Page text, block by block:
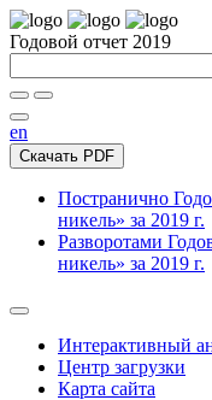
Годовой отчет 2019
en
Скачать PDF
Постранично
никель» за 2019 г.
Разворотами
никель» за 2019 г.
Интерактивный
Центр загрузки
Карта сайта